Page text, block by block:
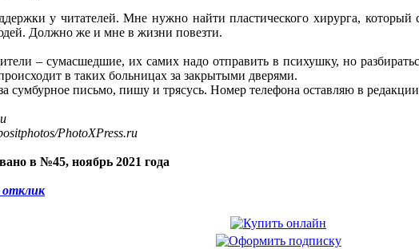
у читателей. Мне нужно найти пластического хирурга, который
Должно же и мне в жизни повезти.
– сумасшедшие, их самих надо отправить в психушку, но
в таких больницах за закрытыми дверями.
сумбурное письмо, пишу и трясусь. Номер телефона оставляю в
PhotoXPress.ru
в №45, ноябрь 2021 года